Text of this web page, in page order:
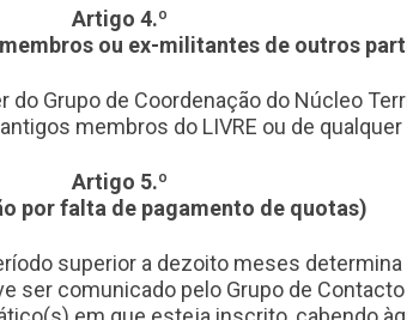
Artigo 4.º
ou ex-militantes de outros
do Grupo de Coordenação do Núcleo
membros do LIVRE ou de
Artigo 5.º
por falta de pagamento de quotas)
superior a dezoito meses
ser comunicado pelo Grupo de